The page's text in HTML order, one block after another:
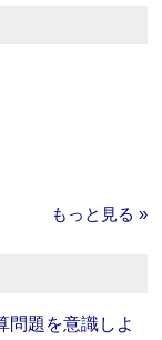
もっと見る »
問題を意識しよ